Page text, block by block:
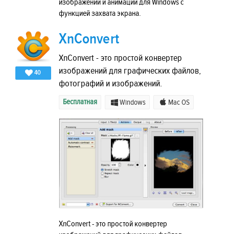
изображений и анимации для Windows с
функцией захвата экрана.
40
XnConvert
XnConvert - это простой конвертер
изображений для графических файлов,
фотографий и изображений.
Бесплатная Windows Mac OS
XnConvert - это простой конвертер